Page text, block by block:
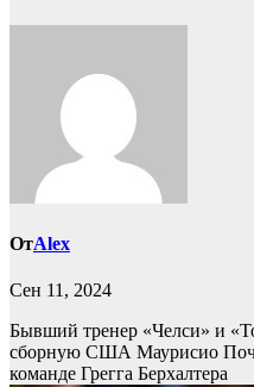
ОтAlex
Сен 11, 2024
Бывший тренер «Челси» и
сборную США Маурисио
команде Грегга Берхалтера